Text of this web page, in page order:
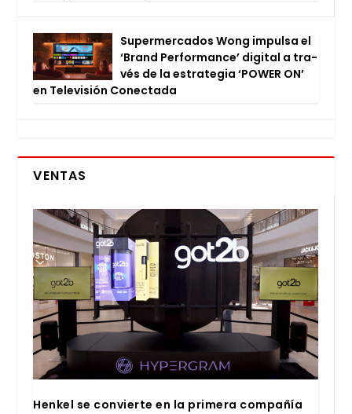
Super­mer­ca­dos Wong impul­sa el
‘Brand Per­for­man­ce’ digi­tal a tra­
vés de la estra­te­gia ‘POWER ON’
en Tele­vi­sión Conec­ta­da
VENTAS
Hen­kel se con­vier­te en la pri­me­ra com­pa­ñía